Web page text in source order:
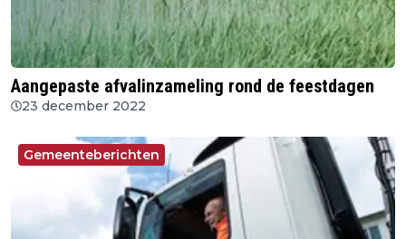
Aangepaste afvalinzameling rond de feestdagen
23 december 2022
Gemeenteberichten